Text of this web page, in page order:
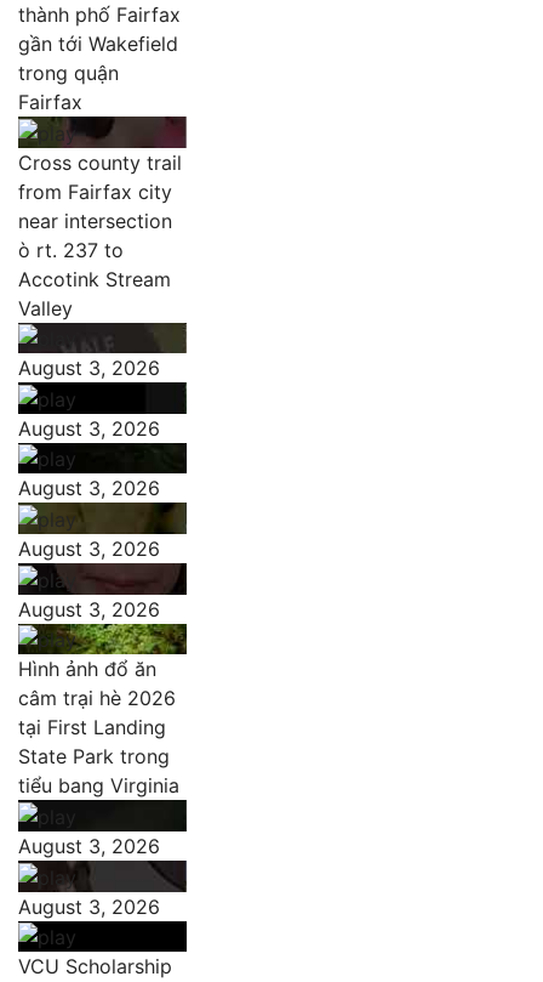
thành phố Fairfax
gần tới Wakefield
trong quận
Fairfax
Cross county trail
from Fairfax city
near intersection
ò rt. 237 to
Accotink Stream
Valley
August 3, 2026
August 3, 2026
August 3, 2026
August 3, 2026
August 3, 2026
Hình ảnh đổ ăn
câm trại hè 2026
tại First Landing
State Park trong
tiểu bang Virginia
August 3, 2026
August 3, 2026
VCU Scholarship